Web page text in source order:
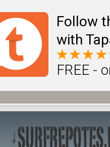
Follow
with
FREE -